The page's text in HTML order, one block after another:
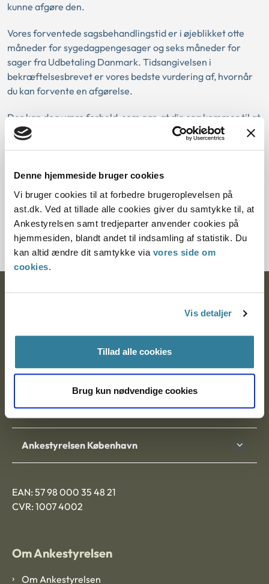
Denne hjemmeside bruger cookies
Vi bruger cookies til at forbedre brugeroplevelsen på
ast.dk. Ved at tillade alle cookies giver du samtykke til, at
Ankestyrelsen samt tredjeparter anvender cookies på
hjemmesiden, blandt andet til indsamling af statistik. Du
kan altid ændre dit samtykke via vores side om
cookies.
Vis detaljer
Tillad alle cookies
Brug kun nødvendige cookies
kunne afgøre den.
Vores forventede sagsbehandlingstid er i øjeblikket otte
måneder for sygedagpengesager og seks måneder for
sager fra Udbetaling Danmark. Tidsangivelsen i
bekræftelsesbrevet er vores bedste vurdering af, hvornår
du kan forvente en afgørelse.
Der kan dog være forhold, som gør, at din sag kommer til at
tage længere tid. Hvis det sker, orienterer vi dig om
Tilmeld dig nyhedsbrev
Ankestyrelsen Aalborg
Ankestyrelsen København
EAN: 57 98 000 35 48 21
CVR: 1007 4002
Om Ankestyrelsen
Om Ankestyrelsen